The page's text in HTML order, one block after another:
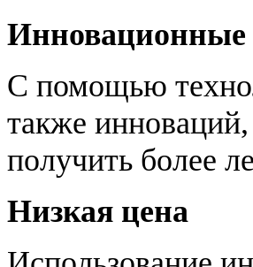
Инновационные
С помощью
также
получить более
Низкая цена